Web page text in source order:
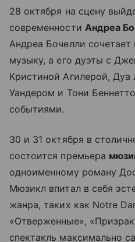
28 октября на сцену
современности Андреа
Андреа Бочелли сочетает
музыку, а его дуэты с
Кристиной Агилерой,
Уандером и Тони
событиями.
30 и 31 октября в
состоится премьера
одноименному роману
Мюзикл впитал в себя
жанра, таких как Notre
«Отверженные»,
спектакль максимально